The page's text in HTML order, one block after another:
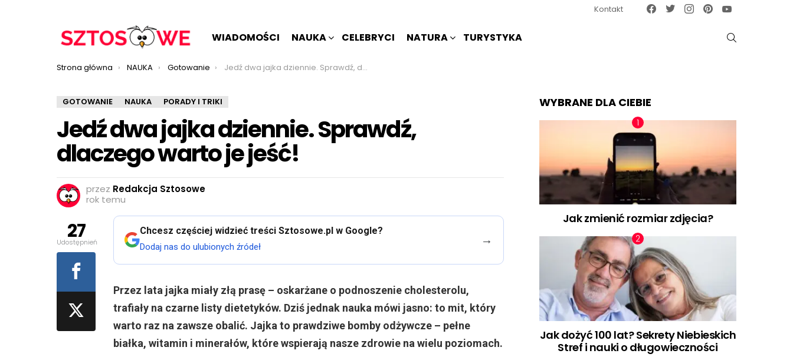
Kontakt Facebook
TwitterInstagram
WIADOMOŚCI NAUKA CELEBRYCI NATURA TURYSTYKA
Jesteś tutaj:
Strona główna NAUKA Gotowanie Jedź dwa jajka dziennie. Sprawdź, dlaczego warto je jeść!
GOTOWANIE NAUKA PORADY I TRIKI
Jedź dwa jajka dziennie. Sprawdź,
dlaczego warto je jeść!
przez Redakcja Sztosowe
rok temu
Chcesz częściej widzieć treści Sztosowe.pl w Google?
Dodaj nas do ulubionych źródeł →
Przez lata jajka miały złą prasę – oskarżane o podnoszenie cholesterolu,
trafiały na czarne listy dietetyków. Dziś jednak nauka mówi jasno: to mit, który
warto raz na zawsze obalić. Jajka to prawdziwe bomby odżywcze – pełne
białka, witamin i minerałów, które wspierają nasze zdrowie na wielu poziomach.
27
Udostępnień
WYBRANE DLA CIEBIE
Jak zmienić rozmiar zdjęcia?
Jak dożyć 100 lat? Sekrety Niebieskich
Stref i nauki o długowieczności